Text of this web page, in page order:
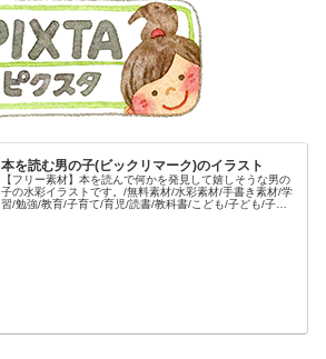
本を読む男の子(ビックリマーク)のイラスト
【フリー素材】本を読んで何かを発見して嬉しそうな男の
子の水彩イラストです。/無料素材/水彩素材/手書き素材/学
習/勉強/教育/子育て/育児/読書/教科書/こども/子ども/子供/